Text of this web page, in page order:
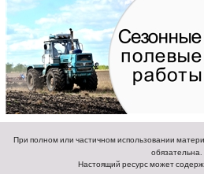
При полном или частичном использовании
обязательна.
Настоящий ресурс может